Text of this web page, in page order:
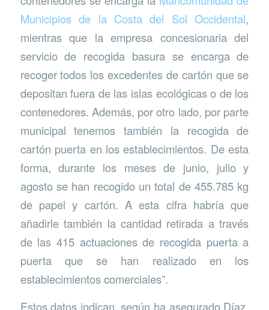
Municipios de la Costa del Sol Occidental,
mientras que la empresa concesionaria del
servicio de recogida basura se encarga de
recoger todos los excedentes de cartón que se
depositan fuera de las islas ecológicas o de los
contenedores. Además, por otro lado, por parte
municipal tenemos también la recogida de
cartón puerta en los establecimientos. De esta
forma, durante los meses de junio, julio y
agosto se han recogido un total de 455.785 kg
de papel y cartón. A esta cifra habría que
añadirle también la cantidad retirada a través
de las 415 actuaciones de recogida puerta a
puerta que se han realizado en los
establecimientos comerciales”.
Estos datos indican, según ha asegurado Díaz,